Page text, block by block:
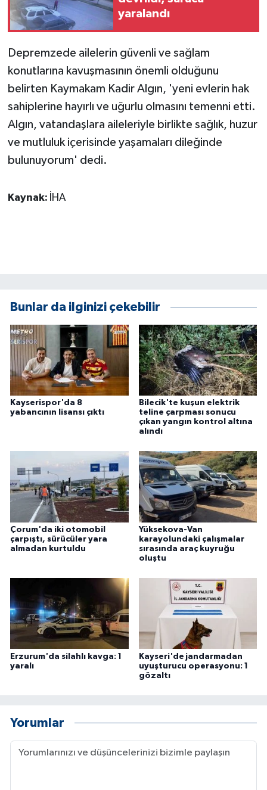
yaralandı
Depremzede ailelerin güvenli ve sağlam
konutlarına kavuşmasının önemli olduğunu
belirten Kaymakam Kadir Algın, 'yeni evlerin hak
sahiplerine hayırlı ve uğurlu olmasını temenni etti.
Algın, vatandaşlara aileleriyle birlikte sağlık, huzur
ve mutluluk içerisinde yaşamaları dileğinde
bulunuyorum' dedi.
Kaynak: İHA
Bunlar da ilginizi çekebilir
Kayserispor'da 8
yabancının lisansı çıktı
Bilecik'te kuşun elektrik
teline çarpması sonucu
çıkan yangın kontrol altına
alındı
Çorum'da iki otomobil
çarpıştı, sürücüler yara
almadan kurtuldu
Yüksekova-Van
karayolundaki çalışmalar
sırasında araç kuyruğu
oluştu
Erzurum'da silahlı kavga: 1
yaralı
Kayseri'de jandarmadan
uyuşturucu operasyonu: 1
gözaltı
Yorumlar
GENEL
GÜNDEM
Güvenlik
HABERDE İNSAN
İNSAN
İş Dünyası
Jandarma
POLİTİKA
Sağlık
SİYASET
TEKNOLOJİ
Turizm
ÜLKE GÜNDEMİ
YEREL
Yerel Haberler